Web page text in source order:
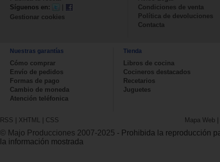
Síguenos en:
|
Gestionar cookies
Condiciones de venta
Política de devoluciones
Contacta
Nuestras garantías
Cómo comprar
Envío de pedidos
Formas de pago
Cambio de moneda
Atención teléfonica
Tienda
Libros de cocina
Cocineros destacados
Recetarios
Juguetes
RSS | XHTML | CSS Mapa Web |
© Majo Producciones 2007-2025 - Prohibida la reproducción
la información mostrada